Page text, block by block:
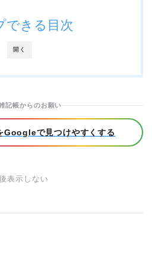
開く
できる目次
記帳からのお願い
Googleで見つけやすくする
表示しない